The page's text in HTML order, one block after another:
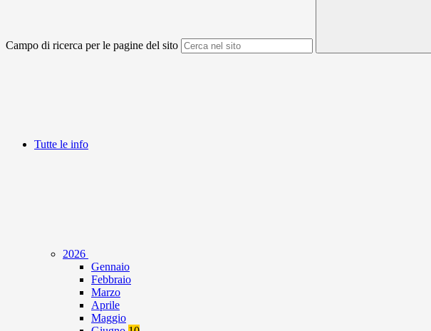
Campo di ricerca per le pagine del sito
Tutte le info
2026
Gennaio
Febbraio
Marzo
Aprile
Maggio